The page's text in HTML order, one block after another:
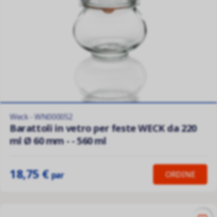
Weck - WN000052
Barattoli in vetro per feste WECK da 220
ml Ø 60 mm - - 560 ml
18,75 €par ORDINE